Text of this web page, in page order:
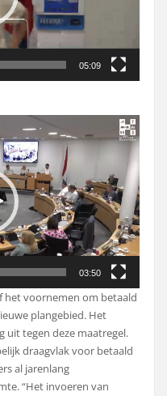
05:09
03:50
het voornemen om betaald
plangebied. Het
uit tegen deze maatregel.
draagvlak voor betaald
al jarenlang
“Het invoeren van